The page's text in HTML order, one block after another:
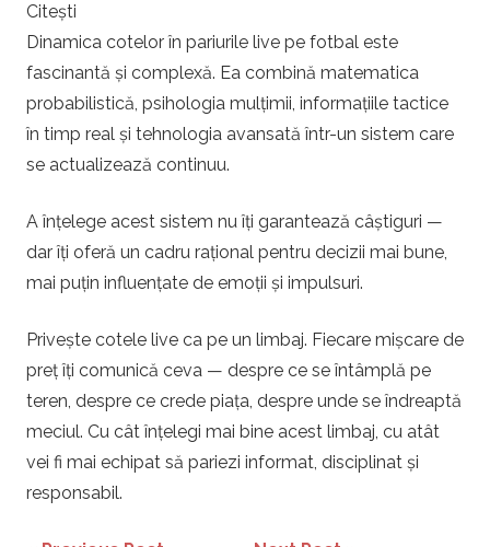
Citești
Dinamica cotelor în pariurile live pe fotbal este
fascinantă și complexă. Ea combină matematica
probabilistică, psihologia mulțimii, informațiile tactice
în timp real și tehnologia avansată într-un sistem care
se actualizează continuu.
A înțelege acest sistem nu îți garantează câștiguri —
dar îți oferă un cadru rațional pentru decizii mai bune,
mai puțin influențate de emoții și impulsuri.
Privește cotele live ca pe un limbaj. Fiecare mișcare de
preț îți comunică ceva — despre ce se întâmplă pe
teren, despre ce crede piața, despre unde se îndreaptă
meciul. Cu cât înțelegi mai bine acest limbaj, cu atât
vei fi mai echipat să pariezi informat, disciplinat și
responsabil.